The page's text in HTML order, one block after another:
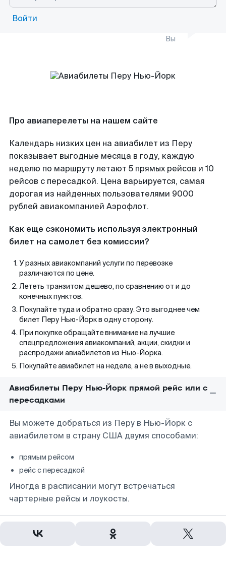
Войти
Вы
Про авиаперелеты на нашем сайте
Календарь низких цен на авиабилет из Перу
показывает выгодные месяца в году, каждую
неделю по маршруту летают 5 прямых рейсов и 10
рейсов с пересадкой. Цена варьируется, самая
дорогая из найденных пользователями 9000
рублей авиакомпанией Аэрофлот.
Как еще сэкономить используя электронный
билет на самолет без комиссии?
У разных авиакомпаний услуги по перевозке
различаются по цене.
Лететь транзитом дешево, по сравнению от и до
конечных пунктов.
Покупайте туда и обратно сразу. Это выгоднее чем
билет Перу Нью-Йорк в одну сторону.
При покупке обращайте внимание на лучшие
спецпредложения авиакомпаний, акции, скидки и
распродажи авиабилетов из Нью-Йорка.
Покупайте авиабилет на неделе, а не в выходные.
Авиабилеты Перу Нью-Йорк прямой рейс или с
пересадками
Вы можете добраться из Перу в Нью-Йорк с
авиабилетом в страну США двумя способами:
прямым рейсом
рейс с пересадкой
Иногда в расписании могут встречаться
чартерные рейсы и лоукосты.